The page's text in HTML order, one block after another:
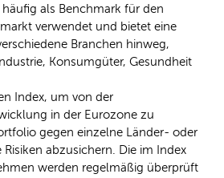
als Benchmark für den
verwendet und bietet eine
Branchen hinweg,
Konsumgüter, Gesundheit
Index, um von der
in der Eurozone zu
gegen einzelne Länder- oder
Risiken abzusichern. Die im Index
werden regelmäßig überprüft